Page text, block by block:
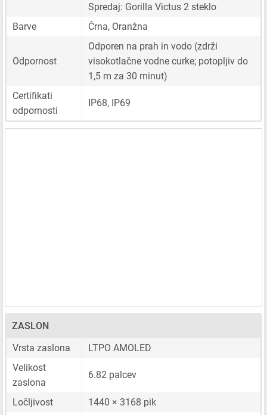
Spredaj: Gorilla Victus 2 steklo
Barve
Črna, Oranžna
Odpornost
Odporen na prah in vodo (zdrži
visokotlačne vodne curke; potopljiv do
1,5 m za 30 minut)
Certifikati
odpornosti
IP68, IP69
ZASLON
Vrsta zaslona
LTPO AMOLED
Velikost
zaslona
6.82 palcev
Ločljivost
1440 × 3168 pik